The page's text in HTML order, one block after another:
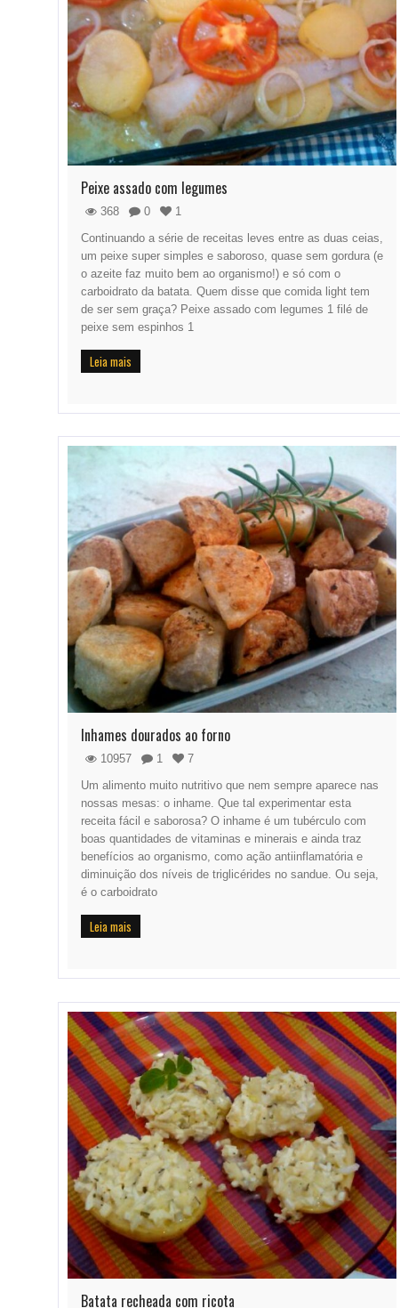
Peixe assado com legumes
368 0
1
Continuando a série de receitas leves entre as duas ceias,
um peixe super simples e saboroso, quase sem gordura (e
o azeite faz muito bem ao organismo!) e só com o
carboidrato da batata. Quem disse que comida light tem
de ser sem graça? Peixe assado com legumes 1 filé de
peixe sem espinhos 1
Leia mais
Inhames dourados ao forno
10957 1
7
Um alimento muito nutritivo que nem sempre aparece nas
nossas mesas: o inhame. Que tal experimentar esta
receita fácil e saborosa? O inhame é um tubérculo com
boas quantidades de vitaminas e minerais e ainda traz
benefícios ao organismo, como ação antiinflamatória e
diminuição dos níveis de triglicérides no sandue. Ou seja,
é o carboidrato
Leia mais
Batata recheada com ricota